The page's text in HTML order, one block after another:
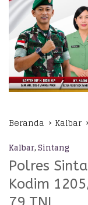
Beranda Kalbar
Kalbar,Sintang
Polres
Kodim